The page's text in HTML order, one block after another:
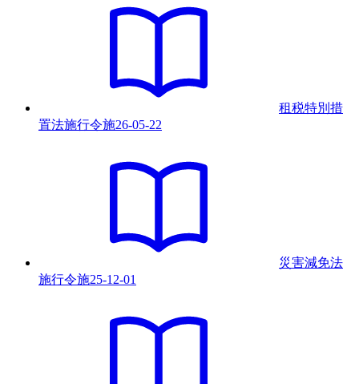
租税特別措
置法施行令施26-05-22
災害減免法
施行令施25-12-01